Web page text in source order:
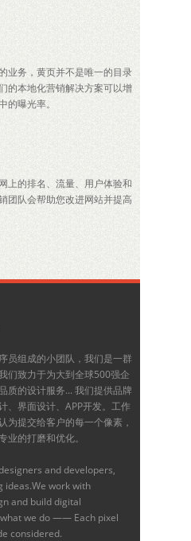
业务，黄页并不是唯一的目录
的本地化营销解决方案可以增
的曝光率。
上的排名、流量、用户体验和
团队会帮助您改进网站并提高
员组成的小团队，我们是一群
们致力于为大到全球500强企
质的设计服务... 我们提供品牌
、界面设计、APP开发。工作
为提交给客户的每一个像素，
业的打磨和优化。
and developers,
ideas.We work with
and build digital
we do —— Each pixel
considered.